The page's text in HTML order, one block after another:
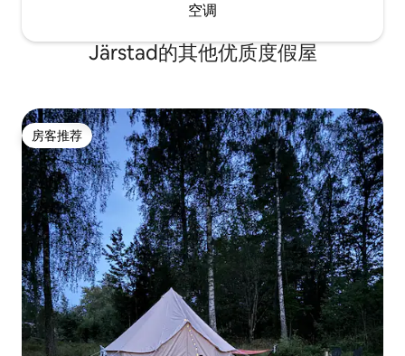
空调
Järstad的其他优质度假屋
房客推荐
房客推荐